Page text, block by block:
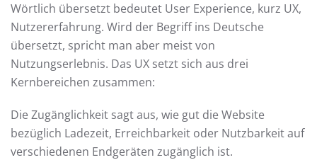
Wörtlich übersetzt bedeutet User Experience, kurz UX,
Nutzererfahrung. Wird der Begriff ins Deutsche
übersetzt, spricht man aber meist von
Nutzungserlebnis. Das UX setzt sich aus drei
Kernbereichen zusammen:
Die Zugänglichkeit sagt aus, wie gut die Website
bezüglich Ladezeit, Erreichbarkeit oder Nutzbarkeit auf
verschiedenen Endgeräten zugänglich ist.